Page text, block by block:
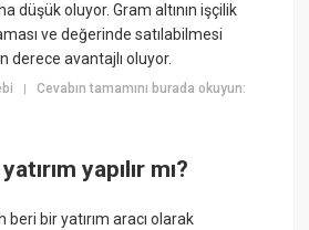
düşük oluyor. Gram altının işçilik
ve değerinde satılabilmesi
derece avantajlı oluyor.
|Cevabın tamamını burada okuyun:
yapılır mı?
beri bir yatırım aracı olarak